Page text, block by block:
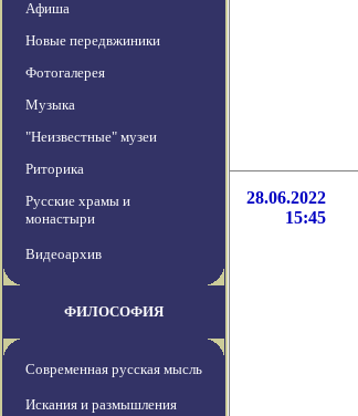
Афиша
Новые передвжиники
Фотогалерея
Музыка
"Неизвестные" музеи
Риторика
Русские храмы и
монастыри
Видеоархив
ФИЛОСОФИЯ
Современная русская мысль
Искания и размышления
28.06.2022
15:45